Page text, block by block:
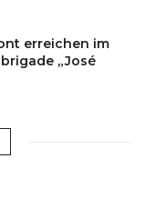
erreichen im
„José